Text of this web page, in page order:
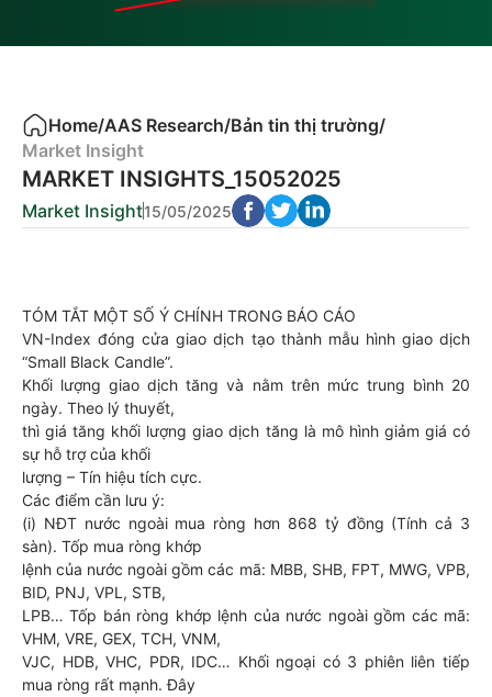
Home/AAS Research/Bản tin thị trường/
Market Insight
MARKET INSIGHTS_15052025
Market Insight15/05/2025
TÓM TẮT MỘT SỐ Ý CHÍNH TRONG BÁO CÁO
VN-Index đóng cửa giao dịch tạo thành mẫu hình giao dịch
“Small Black Candle”.
Khối lượng giao dịch tăng và nằm trên mức trung bình 20
ngày. Theo lý thuyết,
thì giá tăng khối lượng giao dịch tăng là mô hình giảm giá có
sự hỗ trợ của khối
lượng – Tín hiệu tích cực.
Các điểm cần lưu ý:
(i) NĐT nước ngoài mua ròng hơn 868 tỷ đồng (Tính cả 3
sàn). Tốp mua ròng khớp
lệnh của nước ngoài gồm các mã: MBB, SHB, FPT, MWG, VPB,
BID, PNJ, VPL, STB,
LPB… Tốp bán ròng khớp lệnh của nước ngoài gồm các mã:
VHM, VRE, GEX, TCH, VNM,
VJC, HDB, VHC, PDR, IDC… Khối ngoại có 3 phiên liên tiếp
mua ròng rất mạnh. Đây